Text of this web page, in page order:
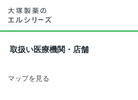
取扱い医療機関・店舗
マップを見る